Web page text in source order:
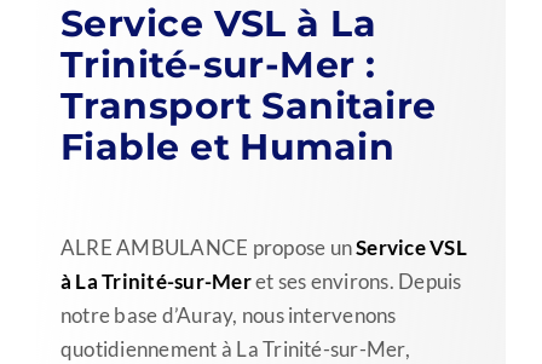
Service VSL à La
Trinité-sur-Mer :
Transport Sanitaire
Fiable et Humain
ALRE AMBULANCE propose unService VSL
à La Trinité-sur-Meret ses environs. Depuis
notre base d’Auray, nous intervenons
quotidiennement à La Trinité-sur-Mer,